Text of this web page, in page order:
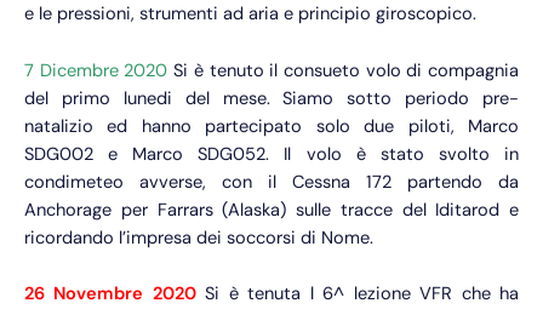
e le pressioni, strumenti ad aria e principio giroscopico.
7 Dicembre 2020 Si è tenuto il consueto volo di compagnia
del primo lunedi del mese. Siamo sotto periodo pre-
natalizio ed hanno partecipato solo due piloti, Marco
SDG002 e Marco SDG052. Il volo è stato svolto in
condimeteo avverse, con il Cessna 172 partendo da
Anchorage per Farrars (Alaska) sulle tracce del Iditarod e
ricordando l’impresa dei soccorsi di Nome.
26 Novembre 2020Si è tenuta l 6^ lezione VFR che ha